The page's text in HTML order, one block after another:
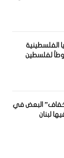
الفلسطينية
لفلسطين
البعض في
لبنان